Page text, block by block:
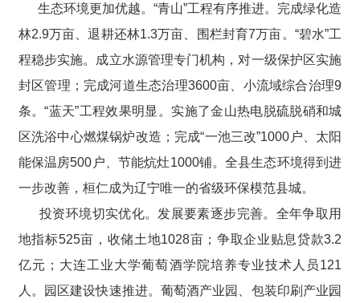
生态环境更加优越。“青山”工程有序推进。完成绿化造
林2.9万亩、退耕还林1.3万亩、围栏封育7万亩。“碧水”工
程稳步实施。成立水源管理专门机构，对一级保护区实施
封区管理；完成河道生态治理3600亩、小流域综合治理9
条。“蓝天”工程效果明显。实施了金山热电脱硫脱硝和城
区洗浴中心燃煤锅炉改造；完成“一池三改”1000户、太阳
能保温房500户、节能炕灶1000铺。全县生态环境得到进
一步改善，桓仁成为辽宁唯一的省级环保模范县城。
投资环境切实优化。发展要素逐步完善。全年争取用
地指标525亩，收储土地1028亩；争取企业贴息贷款3.2
亿元；大连工业大学葡萄酒学院培养专业技术人员121
人。园区建设快速推进。葡萄酒产业园、包装印刷产业园